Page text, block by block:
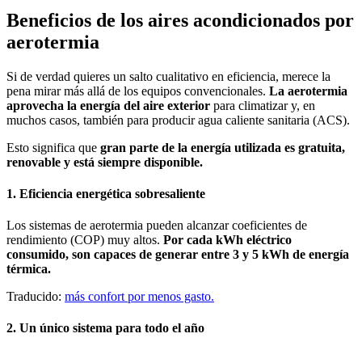
Beneficios de los aires acondicionados por
aerotermia
Si de verdad quieres un salto cualitativo en eficiencia, merece la
pena mirar más allá de los equipos convencionales. La aerotermia
aprovecha la energía del aire exterior para climatizar y, en
muchos casos, también para producir agua caliente sanitaria (ACS).
Esto significa que gran parte de la energía utilizada es gratuita,
renovable y está siempre disponible.
1. Eficiencia energética sobresaliente
Los sistemas de aerotermia pueden alcanzar coeficientes de
rendimiento (COP) muy altos. Por cada kWh eléctrico
consumido, son capaces de generar entre 3 y 5 kWh de energía
térmica.
Traducido: más confort por menos gasto.
2. Un único sistema para todo el año